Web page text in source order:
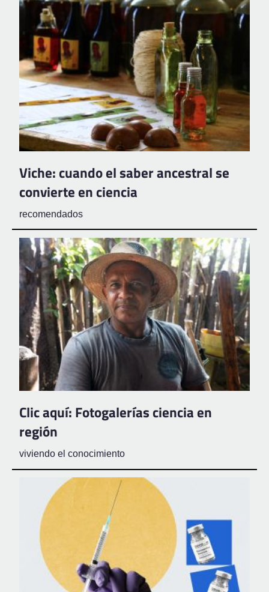
Viche: cuando el saber ancestral se
convierte en ciencia
recomendados
Clic aquí: Fotogalerías ciencia en
región
viviendo el conocimiento